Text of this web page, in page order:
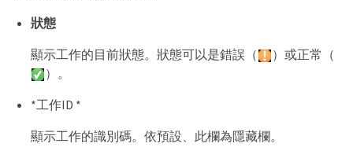
狀態
顯示工作的目前狀態。狀態可以是錯誤（
）或正常（
）。
*工作ID *
顯示工作的識別碼。依預設、此欄為隱藏欄。